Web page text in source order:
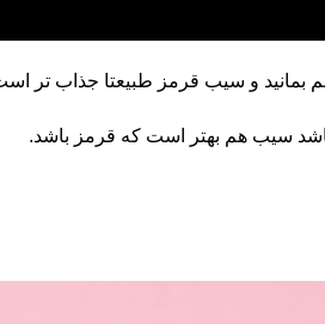
بمانید و سیب قرمز طبیعتا جذاب تر
سیب هم بهتر است که قرمز باشد.